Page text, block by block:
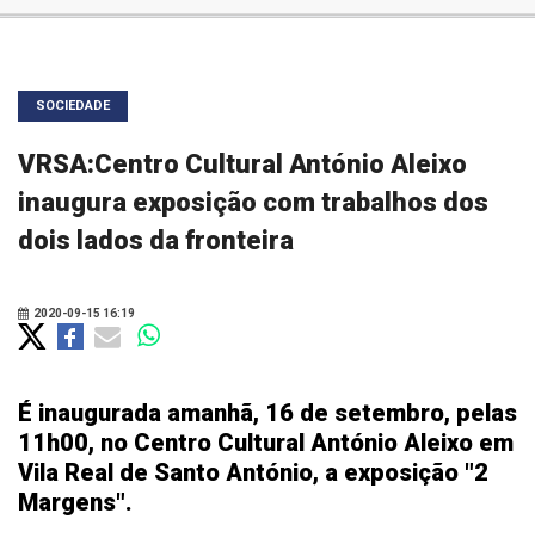
SOCIEDADE
VRSA:Centro Cultural António Aleixo
inaugura exposição com trabalhos dos
dois lados da fronteira
2020-09-15 16:19
É inaugurada amanhã, 16 de setembro, pelas
11h00, no Centro Cultural António Aleixo em
Vila Real de Santo António, a exposição "2
Margens".